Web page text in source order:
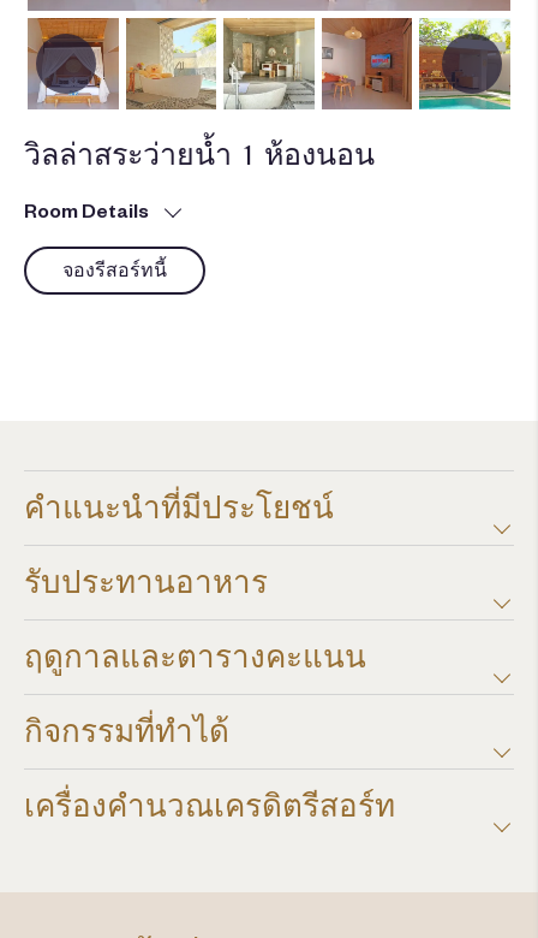
วิลล่าสระว่ายน้ำ 1 ห้องนอน
Room Details
จองรีสอร์ทนี้
คำแนะนำที่มีประโยชน์
รับประทานอาหาร
ฤดูกาลและตารางคะแนน​
กิจกรรมที่ทำได้
เครื่องคำนวณเครดิตรีสอร์ท​